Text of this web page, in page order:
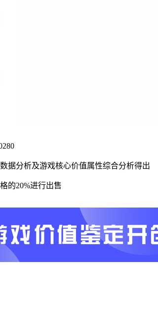
据分析及游戏核心价值属性综合分析得出
的20%进行出售